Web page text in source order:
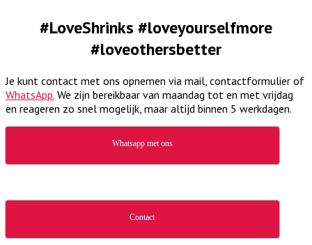
#LoveShrinks #loveyourselfmore
#loveothersbetter
Je kunt contact met ons opnemen via mail, contactformulier of
WhatsApp. We zijn bereikbaar van maandag tot en met vrijdag
en reageren zo snel mogelijk, maar altijd binnen 5 werkdagen.
Whatsapp met ons
Contact